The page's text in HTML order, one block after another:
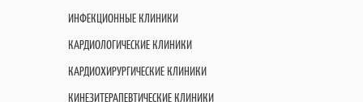
ИНФЕКЦИОННЫЕ КЛИНИКИ
КАРДИОЛОГИЧЕСКИЕ КЛИНИКИ
КАРДИОХИРУРГИЧЕСКИЕ КЛИНИКИ
КИНЕЗИТЕРАПЕВТИЧЕСКИЕ КЛИНИКИ